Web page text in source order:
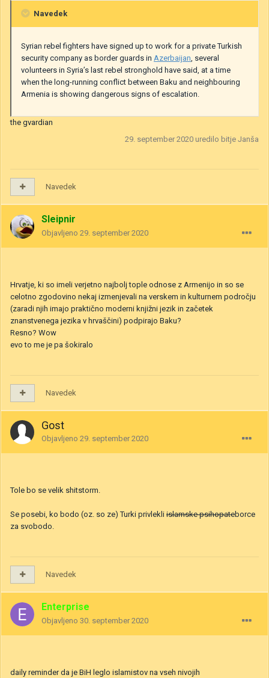
Navedek
Syrian rebel fighters have signed up to work for a private Turkish
security company as border guards in Azerbaijan, several
volunteers in Syria’s last rebel stronghold have said, at a time
when the long-running conflict between Baku and neighbouring
Armenia is showing dangerous signs of escalation.
the gvardian
29. september 2020 uredilo bitje Janša
Navedek
Sleipnir
Objavljeno 29. september 2020
Hrvatje, ki so imeli verjetno najbolj tople odnose z Armenijo in so se
celotno zgodovino nekaj izmenjevali na verskem in kulturnem področju
(zaradi njih imajo praktično moderni knjižni jezik in začetek
znanstvenega jezika v hrvaščini) podpirajo Baku?
Resno? Wow
evo to me je pa šokiralo
Navedek
Gost
Objavljeno 29. september 2020
Tole bo se velik shitstorm.
Se posebi, ko bodo (oz. so ze) Turki privlekli islamske psihopateborce
za svobodo.
Navedek
Enterprise
Objavljeno 30. september 2020
daily reminder da je BiH leglo islamistov na vseh nivojih